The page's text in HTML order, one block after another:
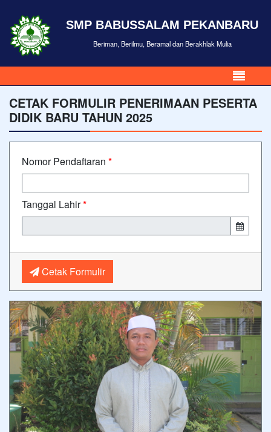
SMP BABUSSALAM PEKANBARU
Beriman, Berilmu, Beramal dan Berakhlak Mulia
CETAK FORMULIR PENERIMAAN PESERTA
DIDIK BARU TAHUN 2025
Nomor Pendaftaran *
Tanggal Lahir*
Cetak Formulir